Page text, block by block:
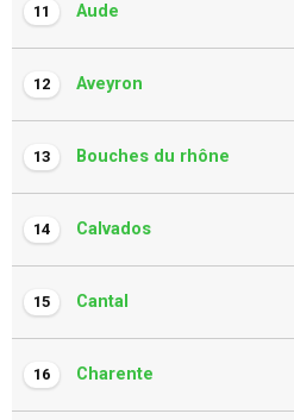
11 Aude
12 Aveyron
13 Bouches du rhône
14 Calvados
15 Cantal
16 Charente